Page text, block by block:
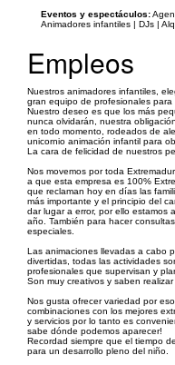
Eventos y espectáculos:
Animadores infantiles | DJs |
Empleos
Nuestros animadores infantiles,
gran equipo de profesionales para
Nuestro deseo es que los más
nunca olvidarán, nuestra
en todo momento, rodeados de
unicornio animación infantil para
La cara de felicidad de nuestros
Nos movemos por toda
a que esta empresa es 100%
que reclaman hoy en días las
más importante y el principio del
dar lugar a error, por ello estamos
año. También para hacer
especiales.
Las animaciones llevadas a cabo
divertidas, todas las actividades
profesionales que supervisan y
Son muy creativos y saben
Nos gusta ofrecer variedad por
combinaciones con los mejores
y servicios por lo tanto es
sabe dónde podemos aparecer!
Recordad siempre que el tiempo
para un desarrollo pleno del niño.